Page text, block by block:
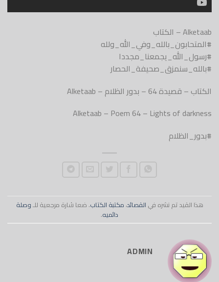
Alketaab – الكتاب
#المتحابون_بالله_وفي_الله_ولله
#رسول_الله_يجمعنا_مجددا
#بالله_سنمزق_صحيفة_الحصار
الكتاب – قصيدة 64 – بدور الظلام – Alketaab
Alketaab – Poem 64 – Lights of darkness
#بدور_الظلام
هذا القيد تم نشره في القصائد، مكتبة الكتاب. ضعا شارة مرجعية للـوصلة
دائميه.
ADMIN